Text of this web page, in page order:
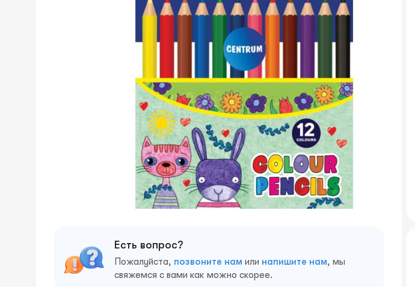
Есть вопрос?
Пожалуйста, позвоните нам или напишите нам, мы
свяжемся с вами как можно скорее.